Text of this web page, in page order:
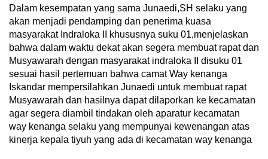
Dalam kesempatan yang sama Junaedi,SH selaku yang
akan menjadi pendamping dan penerima kuasa
masyarakat Indraloka II khususnya suku 01,menjelaskan
bahwa dalam waktu dekat akan segera membuat rapat dan
Musyawarah dengan masyarakat indraloka II disuku 01
sesuai hasil pertemuan bahwa camat Way kenanga
Iskandar mempersilahkan Junaedi untuk membuat rapat
Musyawarah dan hasilnya dapat dilaporkan ke kecamatan
agar segera diambil tindakan oleh aparatur kecamatan
way kenanga selaku yang mempunyai kewenangan atas
kinerja kepala tiyuh yang ada di kecamatan way kenanga